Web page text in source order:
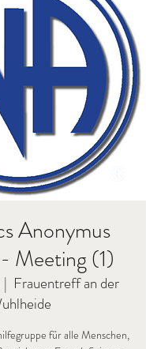
Anonymus
Meeting (1)
|
Frauentreff an der
für alle Menschen,